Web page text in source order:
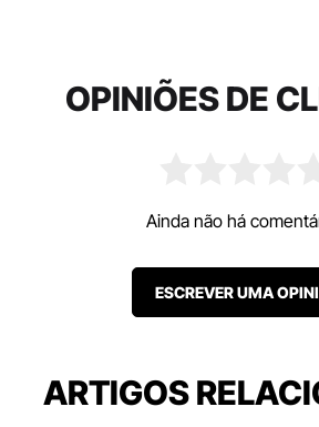
OPINIÕES DE
Ainda não há
ESCREVER UMA
ARTIGOS